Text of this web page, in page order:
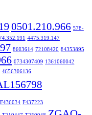
0501.210.966 578-
4475.319.147
8603614 72108420 84353895
0734307409 1361060042
4656306136
F436034 F437223